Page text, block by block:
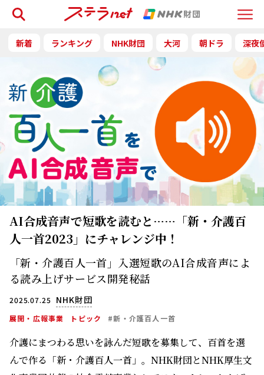
Menu
検索
新着 ランキング NHK財団 大河 朝ドラ 深夜
AI合成音声で短歌を読むと……「新・介護百
人一首2023」にチャレンジ中！
「新・介護百人一首」入選短歌のAI合成音声によ
る読み上げサービス開発秘話
2025.07.25 NHK財団
展開・広報事業 トピック #新・介護百人一首
介護にまつわる思いを詠んだ短歌を募集して、百首を選
んで作る「新・介護百人一首」。NHK財団とNHK厚生文